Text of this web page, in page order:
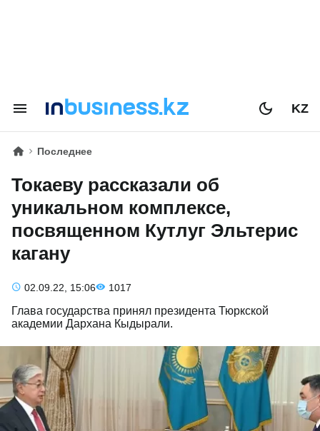
KZ
Последнее
Токаеву рассказали об
уникальном комплексе,
посвященном Кутлуг Эльтерис
кагану
02.09.22, 15:06 1017
Глава государства принял президента Тюркской
академии Дархана Кыдырали.